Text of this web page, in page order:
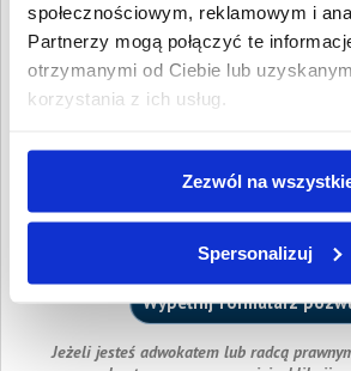
społecznościowym, reklamowym i
Partnerzy mogą połączyć te
otrzymanymi od Ciebie lub
korzystania z ich usług.
Zezwól na
Spersonalizuj
Adresy email: kepno2@komornik.pl
Podlega pod: Sąd Rejonowy w Kępnie
dostępne są dla radców prawnych i
serwisie oraz dla klientów, którzy złożyli w
jeden pozew i uiścili wymaganą
Chcesz dołączyć do grona
Wypełnij formularz
Jeżeli jesteś adwokatem lub radcą